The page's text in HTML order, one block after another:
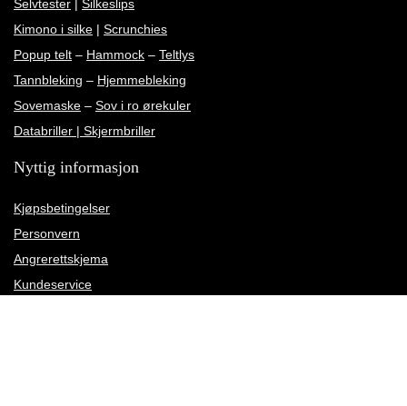
Selvtester | Silkeslips
Kimono i silke | Scrunchies
Popup telt – Hammock – Teltlys
Tannbleking – Hjemmebleking
Sovemaske – Sov i ro ørekuler
Databriller | Skjermbriller
Nyttig informasjon
Kjøpsbetingelser
Personvern
Angrerettskjema
Kundeservice